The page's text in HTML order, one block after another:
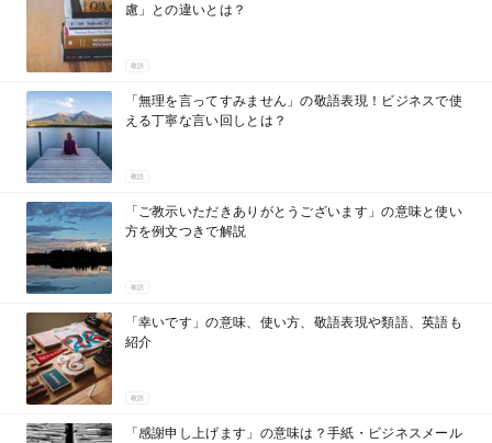
慮」との違いとは？
敬語
「無理を言ってすみません」の敬語表現！ビジネスで使
える丁寧な言い回しとは？
敬語
「ご教示いただきありがとうございます」の意味と使い
方を例文つきで解説
敬語
「幸いです」の意味、使い方、敬語表現や類語、英語も
紹介
敬語
「感謝申し上げます」の意味は？手紙・ビジネスメール